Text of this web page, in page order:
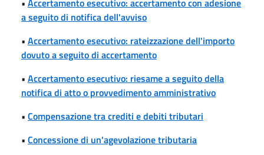
a seguito di notifica dell'avviso
• Accertamento esecutivo: rateizzazione dell'importo
dovuto a seguito di accertamento
• Accertamento esecutivo: riesame a seguito della
notifica di atto o provvedimento amministrativo
• Compensazione tra crediti e debiti tributari
• Concessione di un'agevolazione tributaria